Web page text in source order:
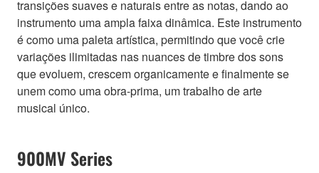
transições suaves e naturais entre as notas, dando ao
instrumento uma ampla faixa dinâmica. Este instrumento
é como uma paleta artística, permitindo que você crie
variações ilimitadas nas nuances de timbre dos sons
que evoluem, crescem organicamente e finalmente se
unem como uma obra-prima, um trabalho de arte
musical único.
900MV Series